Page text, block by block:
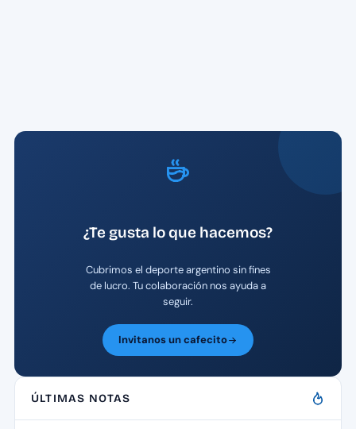
¿Te gusta lo que hacemos?
Cubrimos el deporte argentino sin fines
de lucro. Tu colaboración nos ayuda a
seguir.
Invitanos un cafecito
ÚLTIMAS NOTAS